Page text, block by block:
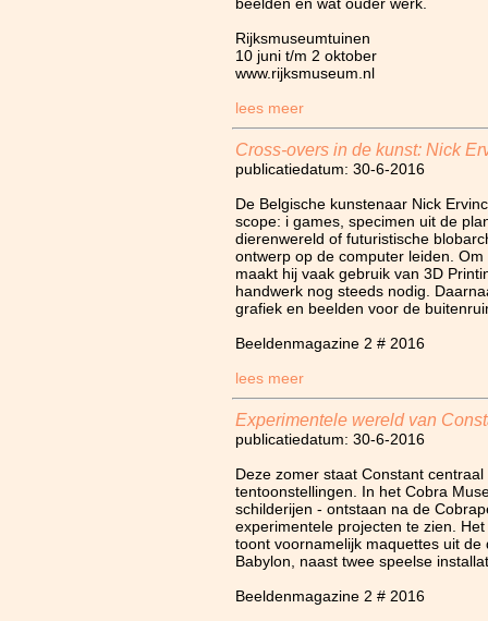
Rijksmuseumtuinen
10 juni t/m 2 oktober
www.rijksmuseum.nl
lees meer
Cross-overs in de kunst: Nick
publicatiedatum: 30-6-2016
De Belgische kunstenaar Nick
scope: i games, specimen uit de
dierenwereld of futuristische
ontwerp op de computer leiden.
maakt hij vaak gebruik van 3D
handwerk nog steeds nodig.
grafiek en beelden voor de
Beeldenmagazine 2 # 2016
lees meer
Experimentele wereld van
publicatiedatum: 30-6-2016
Deze zomer staat Constant
tentoonstellingen. In het Cobra
schilderijen - ontstaan na de
experimentele projecten te zien.
toont voornamelijk maquettes uit de
Babylon, naast twee speelse
Beeldenmagazine 2 # 2016